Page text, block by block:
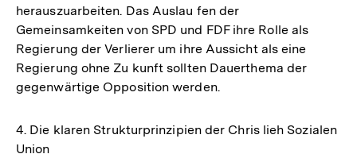
herauszuarbeiten. Das Auslau fen der
Gemeinsamkeiten von SPD und FDF ihre Rolle als
Regierung der Verlierer um ihre Aussicht als eine
Regierung ohne Zu kunft sollten Dauerthema der
gegenwärtige Opposition werden.
4. Die klaren Strukturprinzipien der Chris lieh Sozialen
Union